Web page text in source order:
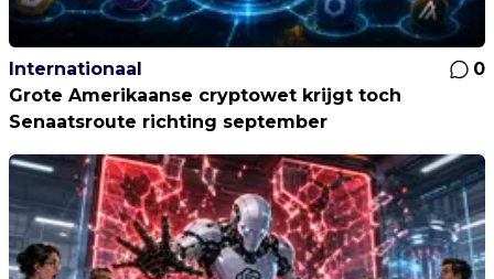
Internationaal
0
Grote Amerikaanse cryptowet krijgt toch
Senaatsroute richting september